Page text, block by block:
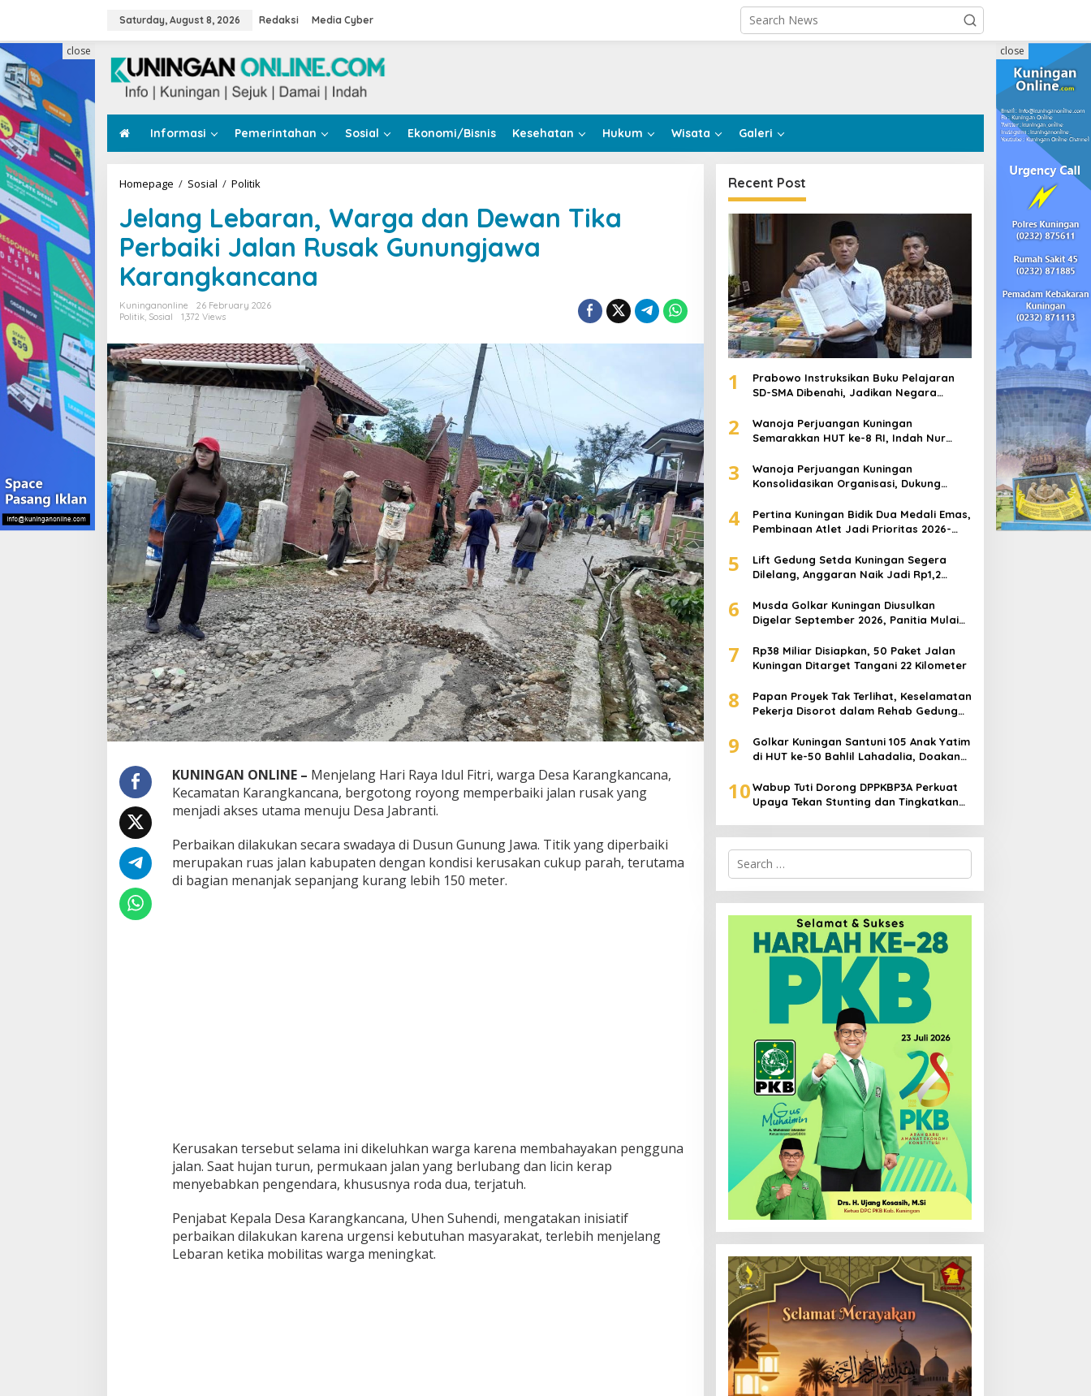
Saturday, August 8, 2026 Redaksi Media Cyber
Informasi Pemerintahan Sosial Ekonomi/Bisnis Kesehatan Hukum Wisata Galeri
close close
Homepage / Sosial / Politik
Warga
dan
Dewan
Tika
Perbaiki
Jalan
Rusak
Jelang Lebaran, Warga dan Dewan Tika
Perbaiki Jalan Rusak Gunungjawa
Karangkancana
Kuninganonline
26 February 2026
Politik Sosial 1,372 Views
KUNINGAN ONLINE – Menjelang Hari Raya Idul Fitri, warga Desa Karangkancana,
Kecamatan Karangkancana, bergotong royong memperbaiki jalan rusak yang
menjadi akses utama menuju Desa Jabranti.
Perbaikan dilakukan secara swadaya di Dusun Gunung Jawa. Titik yang diperbaiki
merupakan ruas jalan kabupaten dengan kondisi kerusakan cukup parah, terutama
di bagian menanjak sepanjang kurang lebih 150 meter.
Kerusakan tersebut selama ini dikeluhkan warga karena membahayakan pengguna
jalan. Saat hujan turun, permukaan jalan yang berlubang dan licin kerap
menyebabkan pengendara, khususnya roda dua, terjatuh.
Penjabat Kepala Desa Karangkancana, Uhen Suhendi, mengatakan inisiatif
perbaikan dilakukan karena urgensi kebutuhan masyarakat, terlebih menjelang
Lebaran ketika mobilitas warga meningkat.
Recent Post
1
Prabowo Instruksikan Buku Pelajaran
SD-SMA Dibenahi, Jadikan Negara
2
Wanoja Perjuangan Kuningan
Semarakkan HUT ke-8 RI, Indah Nur
Berdaya
3
Wanoja Perjuangan Kuningan
Konsolidasikan Organisasi, Dukung
4
Pertina Kuningan Bidik Dua Medali Emas,
Pembinaan Atlet Jadi Prioritas 2026-
5
Lift Gedung Setda Kuningan Segera
Dilelang, Anggaran Naik Jadi Rp1,2
6
Musda Golkar Kuningan Diusulkan
Digelar September 2026, Panitia Mulai
7
Rp38 Miliar Disiapkan, 50 Paket Jalan
Kuningan Ditarget Tangani 22 Kilometer
8
Papan Proyek Tak Terlihat, Keselamatan
Pekerja Disorot dalam Rehab Gedung
9
Golkar Kuningan Santuni 105 Anak Yatim
di HUT ke-50 Bahlil Lahadalia, Doakan
10Wabup Tuti Dorong DPPKBP3A Perkuat
Upaya Tekan Stunting dan Tingkatkan
Search
for: